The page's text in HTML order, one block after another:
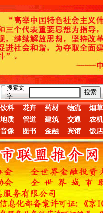
搜索文
字
饮料 花卉 药材 物流 烟草
地质 管道 建筑 交通 农机
音像 图书 金融 宾馆 饭店